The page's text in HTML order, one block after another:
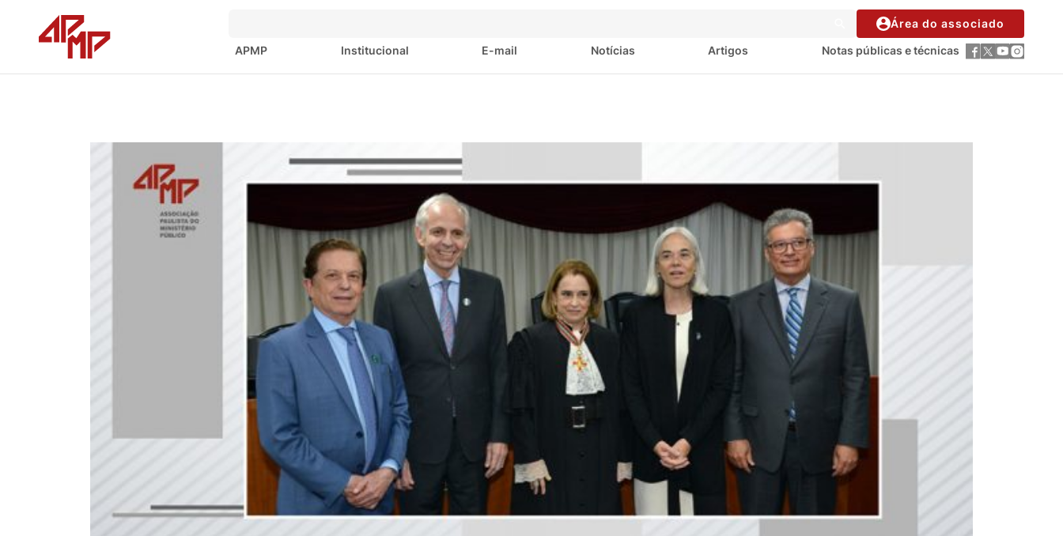
Área do associado
APMP
Institucional E-mail Notícias Artigos Notas públicas e técnicas